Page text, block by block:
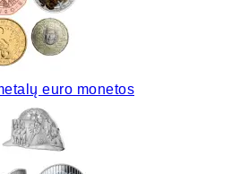
euro monetos